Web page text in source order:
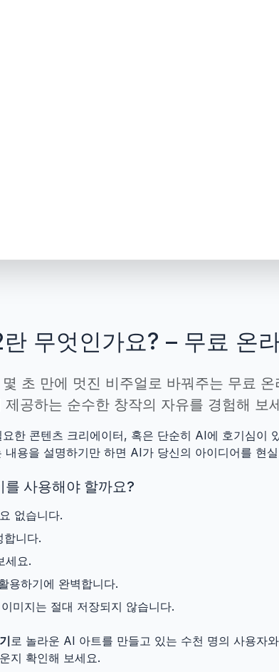
무엇인가요? – 무료 온
초 만에 멋진 비주얼로 바꿔주는 무료 온
공하는 순수한 창작의 자유를 경험해 보
한 콘텐츠 크리에이터, 혹은 단순히 AI에 호기심이
용을 설명하기만 하면 AI가 당신의 아이디어를 현
사용해야 할까요?
없습니다.
합니다.
세요.
용하기에 완벽합니다.
미지는 절대 저장되지 않습니다.
로 놀라운 AI 아트를 만들고 있는 수천 명의 사용자
지 확인해 보세요.